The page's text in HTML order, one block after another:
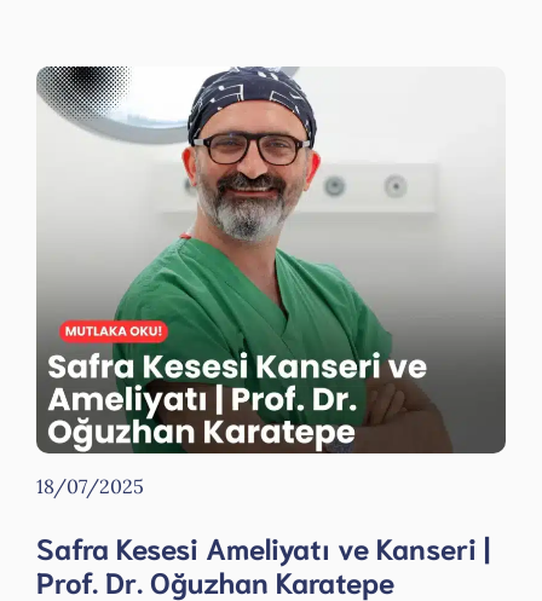
18/07/2025
Safra Kesesi Ameliyatı ve Kanseri |
Prof. Dr. Oğuzhan Karatepe